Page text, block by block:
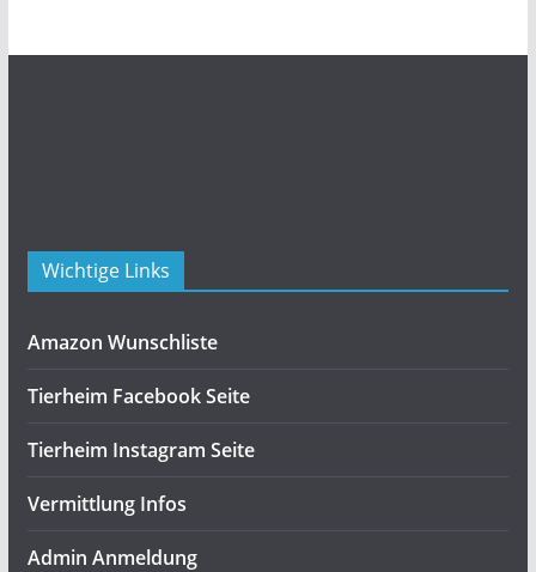
Wichtige Links
Amazon Wunschliste
Tierheim Facebook Seite
Tierheim Instagram Seite
Vermittlung Infos
Admin Anmeldung